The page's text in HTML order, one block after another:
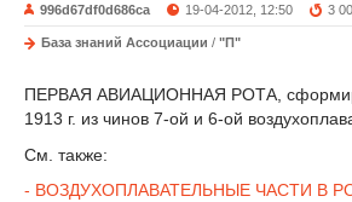
996d67df0d686ca 19-04-2012, 12:50 3
База знаний Ассоциации / "П"
ПЕРВАЯ АВИАЦИОННАЯ РОТА,
1913 г. из чинов 7-ой и 6-ой
См. также:
- ВОЗДУХОПЛАВАТЕЛЬНЫЕ ЧАСТИ В